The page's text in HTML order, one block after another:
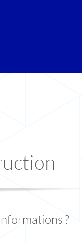
?